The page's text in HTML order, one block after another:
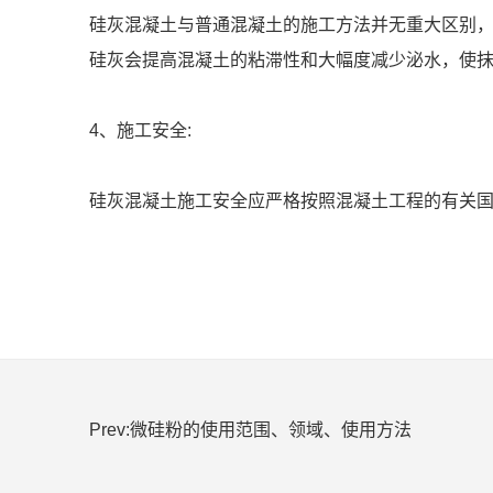
硅灰混凝土与普通混凝土的施工方法并无重大区别
硅灰会提高混凝土的粘滞性和大幅度减少泌水，使
4、施工安全:
硅灰混凝土施工安全应严格按照混凝土工程的有关
Prev:微硅粉的使用范围、领域、使用方法